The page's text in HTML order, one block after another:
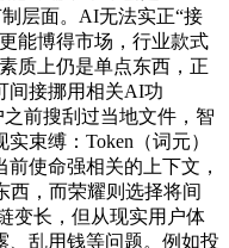
层面。AI无法实正“接
能博得市场，行业款式
质上仍是单点东西，正
间接挪用相关AI功
前搜刮过当地文件，智
束缚：Token（词元）
使命强相关的上下文，
西，而荣耀则选择将间
变长，但从现实用户体
、乱用钱等问题。例如投